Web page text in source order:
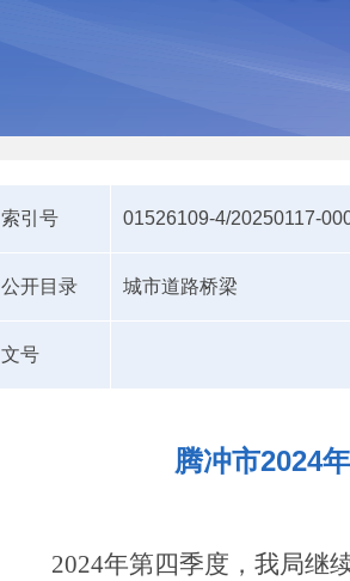
索引号 01526109-4/20250117-
公开目录 城市道路桥梁
文号
腾冲市2024
2024年第四季度，我局继